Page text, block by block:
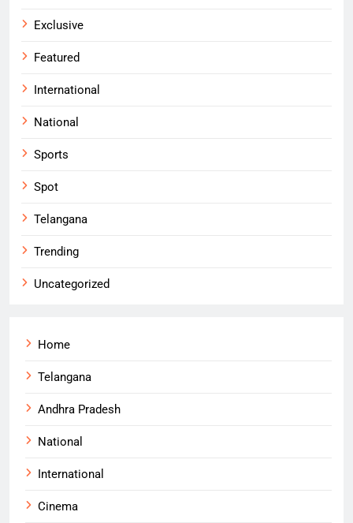
Exclusive
Featured
International
National
Sports
Spot
Telangana
Trending
Uncategorized
Home
Telangana
Andhra Pradesh
National
International
Cinema